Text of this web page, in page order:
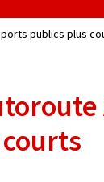
publics plus